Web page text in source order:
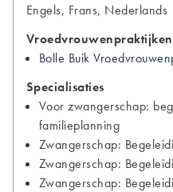
Engels, Frans, Nederlands
Vroedvrouwenpraktijken
Bolle Buik
Specialisaties
Voor zwangerschap:
familieplanning
Zwangerschap:
Zwangerschap:
Zwangerschap: